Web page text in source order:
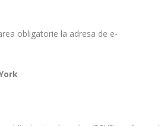
obligatorie la adresa de e-